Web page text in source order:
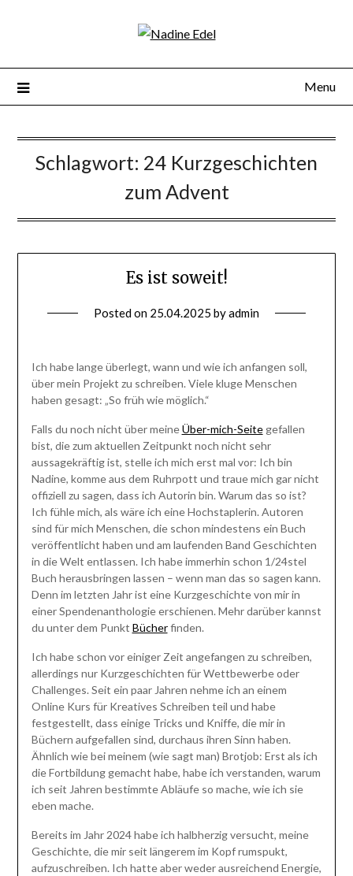
Menu
Schlagwort: 24 Kurzgeschichten
zum Advent
Es ist soweit!
Posted on 25.04.2025 byadmin
Ich habe lange überlegt, wann und wie ich anfangen soll,
über mein Projekt zu schreiben. Viele kluge Menschen
haben gesagt: „So früh wie möglich.“
Falls du noch nicht über meineÜber-mich-Seitegefallen
bist, die zum aktuellen Zeitpunkt noch nicht sehr
aussagekräftig ist, stelle ich mich erst mal vor: Ich bin
Nadine, komme aus dem Ruhrpott und traue mich gar nicht
offiziell zu sagen, dass ich Autorin bin. Warum das so ist?
Ich fühle mich, als wäre ich eine Hochstaplerin. Autoren
sind für mich Menschen, die schon mindestens ein Buch
veröffentlicht haben und am laufenden Band Geschichten
in die Welt entlassen. Ich habe immerhin schon 1/24stel
Buch herausbringen lassen – wenn man das so sagen kann.
Denn im letzten Jahr ist eine Kurzgeschichte von mir in
einer Spendenanthologie erschienen. Mehr darüber kannst
du unter dem Punkt Bücherfinden.
Ich habe schon vor einiger Zeit angefangen zu schreiben,
allerdings nur Kurzgeschichten für Wettbewerbe oder
Challenges. Seit ein paar Jahren nehme ich an einem
Online Kurs für Kreatives Schreiben teil und habe
festgestellt, dass einige Tricks und Kniffe, die mir in
Büchern aufgefallen sind, durchaus ihren Sinn haben.
Ähnlich wie bei meinem (wie sagt man) Brotjob: Erst als ich
die Fortbildung gemacht habe, habe ich verstanden, warum
ich seit Jahren bestimmte Abläufe so mache, wie ich sie
eben mache.
Bereits im Jahr 2024 habe ich halbherzig versucht, meine
Geschichte, die mir seit längerem im Kopf rumspukt,
aufzuschreiben. Ich hatte aber weder ausreichend Energie,